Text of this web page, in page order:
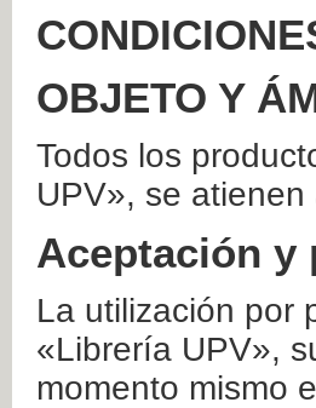
OBJETO Y
Todos los
UPV», se
Aceptación y
La utilización por
«Librería UPV»,
momento mismo